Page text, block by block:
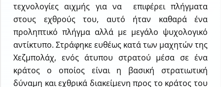
τεχνολογίες αιχμής για να επιφέρει πλήγματα
στους εχθρούς του, αυτό ήταν καθαρά ένα
προληπτικό πλήγμα αλλά με μεγάλο ψυχολογικό
αντίκτυπο. Στράφηκε ευθέως κατά των μαχητών της
Χεζμπολάχ, ενός άτυπου στρατού μέσα σε ένα
κράτος ο οποίος είναι η βασική στρατιωτική
δύναμη και εχθρικά διακείμενη προς το κράτος του